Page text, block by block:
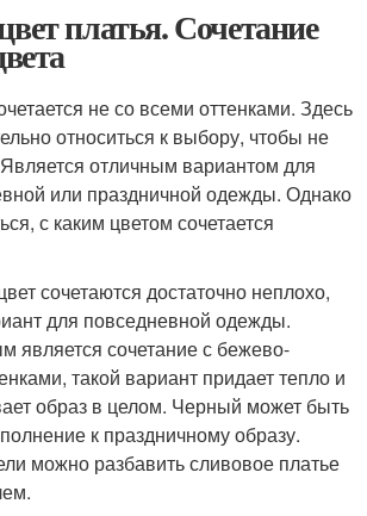
платья. Сочетание
не со всеми оттенками. Здесь
относиться к выбору, чтобы не
отличным вариантом для
или праздничной одежды. Однако
с каким цветом сочетается
сочетаются достаточно неплохо,
для повседневной одежды.
является сочетание с бежево-
такой вариант придает тепло и
образ в целом. Черный может быть
к праздничному образу.
можно разбавить сливовое платье